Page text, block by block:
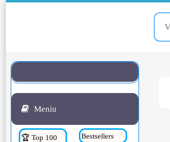
Meniu
🏆 Top 100 Bestsellers